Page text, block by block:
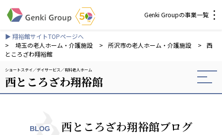
Genki Groupの事業一覧
介護・福祉
社会福祉法人 元気村グループ
社会福祉法人元気村
社会福祉法人長寿の森
▶ 翔裕館サイトTOPページへ
>
埼玉の老人ホーム・介護施設 > 所沢市の老人ホーム・介護施設 >
西
ところざわ翔裕館
ショートステイ デイサービス 有料老人ホーム
西ところざわ翔裕館
BLOG 西ところざわ翔裕館ブログ